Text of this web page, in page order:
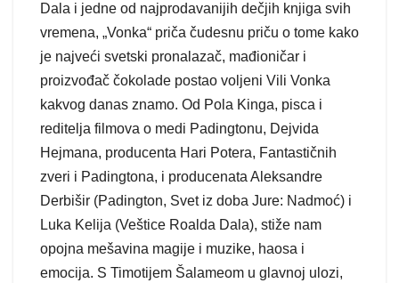
Dala i jedne od najprodavanijih dečjih knjiga svih
vremena, „Vonka“ priča čudesnu priču o tome kako
je najveći svetski pronalazač, mađioničar i
proizvođač čokolade postao voljeni Vili Vonka
kakvog danas znamo. Od Pola Kinga, pisca i
reditelja filmova o medi Padingtonu, Dejvida
Hejmana, producenta Hari Potera, Fantastičnih
zveri i Padingtona, i producenata Aleksandre
Derbišir (Padington, Svet iz doba Jure: Nadmoć) i
Luka Kelija (Veštice Roalda Dala), stiže nam
opojna mešavina magije i muzike, haosa i
emocija. S Timotijem Šalameom u glavnoj ulozi,